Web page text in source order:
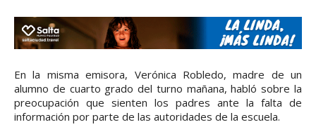
En la misma emisora, Verónica Robledo, madre de un
alumno de cuarto grado del turno mañana, habló sobre la
preocupación que sienten los padres ante la falta de
información por parte de las autoridades de la escuela.